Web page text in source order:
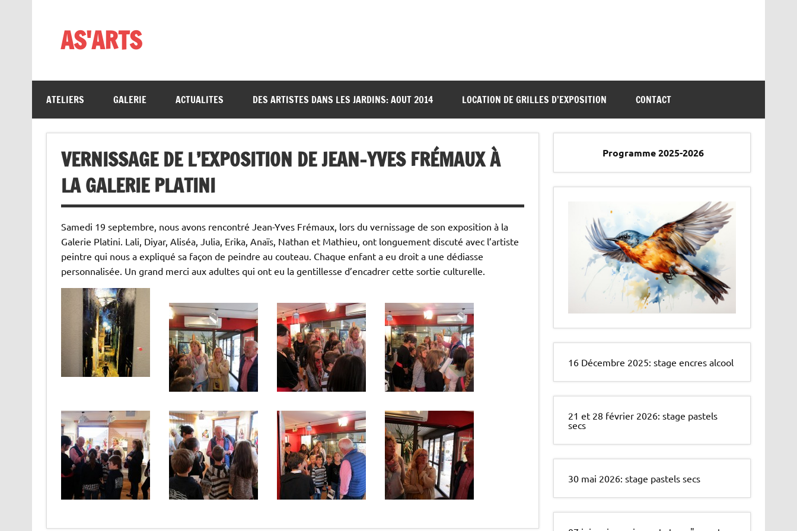
AS'ARTS
ATELIERS GALERIE ACTUALITES DES ARTISTES DANS LES JARDINS: AOUT 2014 LOCATION DE GRILLES D’EXPOSITION CONTACT
VERNISSAGE DE L’EXPOSITION DE JEAN-YVES FRÉMAUX À
LA GALERIE PLATINI
Samedi 19 septembre, nous avons rencontré Jean-Yves Frémaux, lors du vernissage de son exposition à la
Galerie Platini. Lali, Diyar, Aliséa, Julia, Erika, Anaïs, Nathan et Mathieu, ont longuement discuté avec l’artiste
peintre qui nous a expliqué sa façon de peindre au couteau. Chaque enfant a eu droit a une dédiasse
personnalisée. Un grand merci aux adultes qui ont eu la gentillesse d’encadrer cette sortie culturelle.
Programme 2025-2026
16 Décembre 2025: stage encres alcool
21 et 28 février 2026: stage pastels
secs
30 mai 2026: stage pastels secs